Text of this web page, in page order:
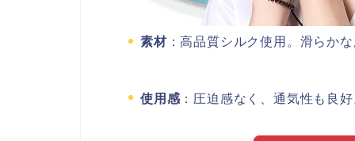
素材：高品質シルク使用。滑らか
使用感 ：圧迫感なく、通気性も良